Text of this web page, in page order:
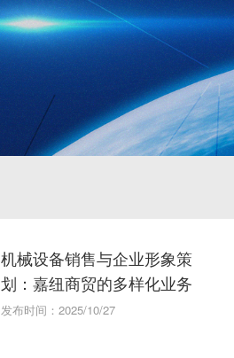
机械设备销售与企业形象策
划：嘉纽商贸的多样化业务
发布时间：2025/10/27